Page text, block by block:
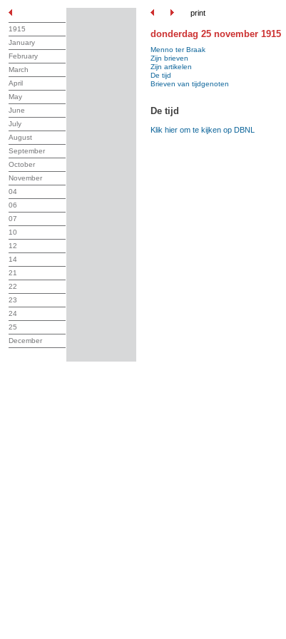
print
1915
January
February
March
April
May
June
July
August
September
October
November
04
06
07
10
12
14
21
22
23
24
25
December
donderdag 25 november 1915
Menno ter Braak
Zijn brieven
Zijn artikelen
De tijd
Brieven van tijdgenoten
De tijd
Klik hier om te kijken op DBNL